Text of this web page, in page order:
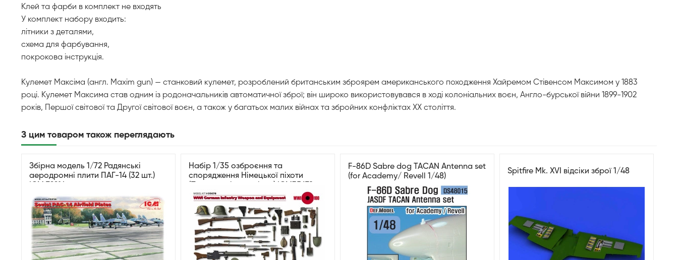
Клей та фарби в комплект не входять
У комплект набору входить:
літники з деталями,
схема для фарбування,
покрокова інструкція.
Кулемет Максіма (англ. Maxim gun) — станковий кулемет, розроблений британським зброярем американського походження Хайремом Стівенсом Максимом у 1883
році. Кулемет Максима став одним із родоначальників автоматичної зброї; він широко використовувався в ході колоніальних воєн, Англо-бурської війни 1899-1902
років, Першої світової та Другої світової воєн, а також у багатьох малих війнах та збройних конфліктах XX століття.
З цим товаром також переглядають
Збірна модель 1/72 Радянські
аеродромні плити ПАГ-14 (32 шт.)
Набір 1/35 озброєння та
спорядження Німецької піхоти
F-86D Sabre dog TACAN Antenna set
(for Academy/ Revell 1/48)
Spitfire Mk. XVI відсіки зброї 1/48